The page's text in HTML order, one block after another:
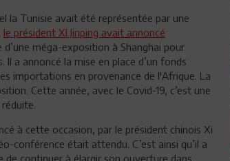
la Tunisie avait été représentée par une
le président XI Jinping avait annoncé
méga-exposition à Shanghai pour
a annoncé la mise en place d’un fonds
importations en provenance de l'Afrique. La
Cette année, avec le Covid-19, c’est une
à cette occasion, par le président chinois Xi
conférence était attendu. C’est ainsi qu’il a
de continuer à élargir son ouverture dans